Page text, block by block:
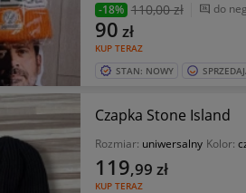
-18% 110,00 zł do
KUP TERAZ
90 zł
STAN: NOWY
Czapka Stone Island
Rozmiar: uniwersalny Kolor:
KUP TERAZ
119,99 zł